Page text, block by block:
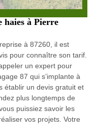
haies à Pierre
à 87260, il est
pour connaître son tarif.
un expert pour
87 qui s’implante à
établir un devis gratuit et
plus longtemps de
puissiez savoir les
vos projets. Votre